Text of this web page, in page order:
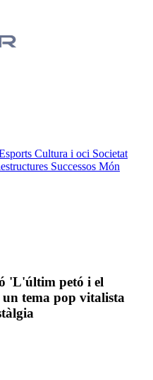
Cultura i oci Societat
Successos Món
'L'últim petó i el
tema pop vitalista